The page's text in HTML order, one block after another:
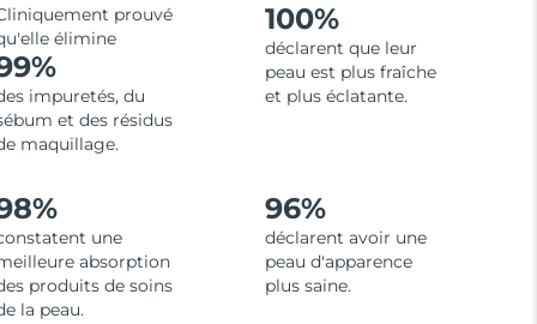
prouvé
élimine
impuretés, du
et des résidus
maquillage.
100%
déclarent que leur
peau est plus fraîche
et plus éclatante.
une
absorption
produits de soins
la peau.
96%
déclarent avoir une
peau d'apparence
plus saine.